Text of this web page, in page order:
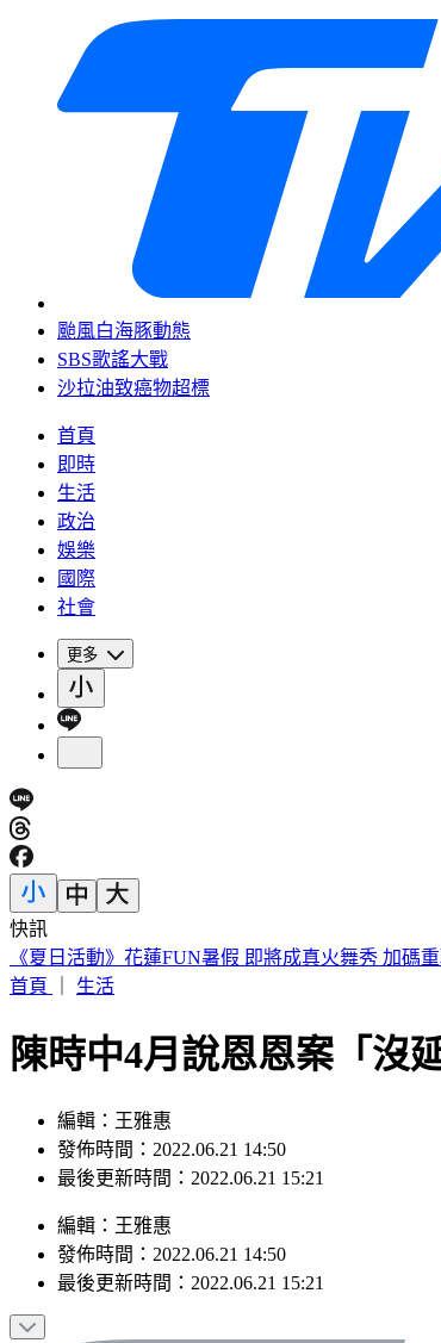
颱風白海豚動態
SBS歌謠大戰
沙拉油致癌物超標
首頁
即時
生活
政治
娛樂
國際
社會
更多
快訊
188萬《龍藏經》賣掉了！大戶不甩7折 店員爆「
首頁
生活
陳時中4月說恩恩案「
編輯：王雅惠
發佈時間：2022.06.21 14:50
最後更新時間：2022.06.21 15:21
編輯 ： 王雅惠
發佈時間： 2022.06.21 14:50
最後更新時間： 2022.06.21 15:21